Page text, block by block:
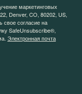
маркетинговых
Denver, CO, 80202, US,
свое согласие на
SafeUnsubscribe®,
Электронная почта